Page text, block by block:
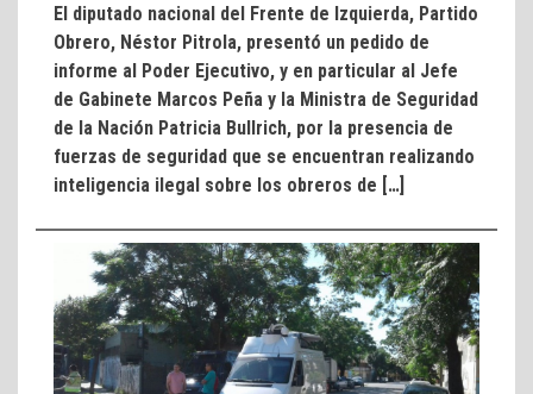
El diputado nacional del Frente de Izquierda, Partido
Obrero, Néstor Pitrola, presentó un pedido de
informe al Poder Ejecutivo, y en particular al Jefe
de Gabinete Marcos Peña y la Ministra de Seguridad
de la Nación Patricia Bullrich, por la presencia de
fuerzas de seguridad que se encuentran realizando
inteligencia ilegal sobre los obreros de […]